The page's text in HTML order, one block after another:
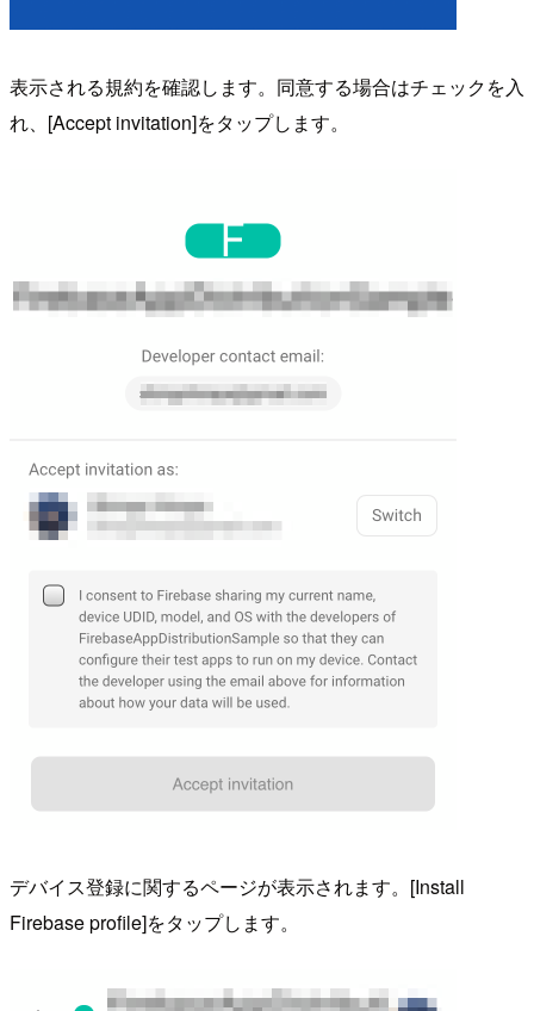
表示される規約を確認します。同意する場合はチェックを入
れ、[Accept invitation]をタップします。
デバイス登録に関するページが表示されます。[Install
Firebase profile]をタップします。